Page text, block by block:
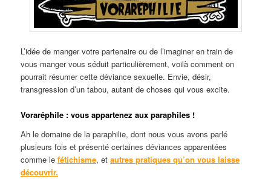
L’idée de manger votre partenaire ou de l’imaginer en train de
vous manger vous séduit particulièrement, voilà comment on
pourrait résumer cette déviance sexuelle. Envie, désir,
transgression d’un tabou, autant de choses qui vous excite.
Voraréphile : vous appartenez aux paraphiles !
Ah le domaine de la paraphilie, dont nous vous avons parlé
plusieurs fois et présenté certaines déviances apparentées
comme lefétichisme, etautres pratiques qu’on vous laisse
découvrir.